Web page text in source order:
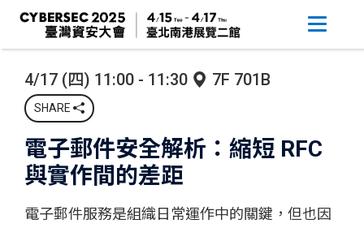
4/17 (四) 11:00 - 11:30 7F 701B
SHARE
電子郵件安全解析：縮短 RFC
與實作間的差距
電子郵件服務是組織日常運作中的關鍵，但也因